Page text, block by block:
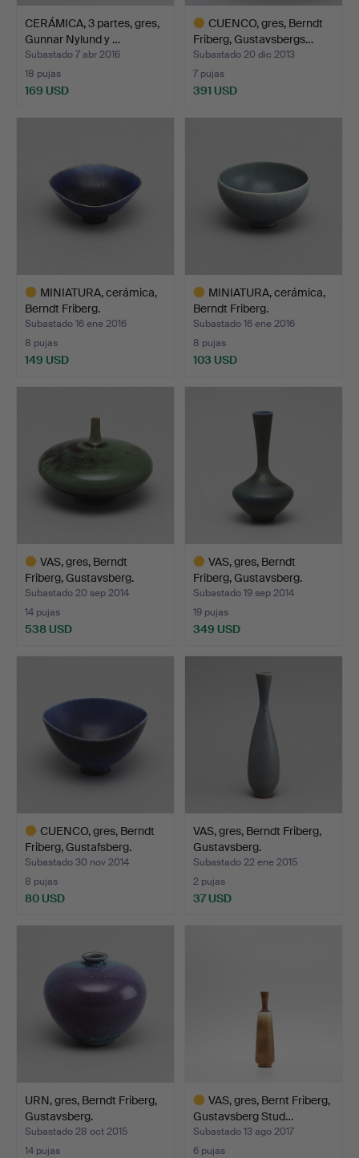
CERÁMICA, 3 partes, gres,
Gunnar Nylund y …
Subastado 7 abr 2016
18 pujas
169 USD
CUENCO, gres, Berndt
Friberg, Gustavsbergs…
Subastado 20 dic 2013
7 pujas
391 USD
MINIATURA, cerámica,
Berndt Friberg.
Subastado 16 ene 2016
8 pujas
149 USD
MINIATURA, cerámica,
Berndt Friberg.
Subastado 16 ene 2016
8 pujas
103 USD
VAS, gres, Berndt
Friberg, Gustavsberg.
Subastado 20 sep 2014
14 pujas
538 USD
VAS, gres, Berndt
Friberg, Gustavsberg.
Subastado 19 sep 2014
19 pujas
349 USD
CUENCO, gres, Berndt
Friberg, Gustafsberg.
Subastado 30 nov 2014
8 pujas
80 USD
VAS, gres, Berndt Friberg,
Gustavsberg.
Subastado 22 ene 2015
2 pujas
37 USD
URN, gres, Berndt Friberg,
Gustavsberg.
Subastado 28 oct 2015
14 pujas
VAS, gres, Bernt Friberg,
Gustavsberg Stud…
Subastado 13 ago 2017
6 pujas